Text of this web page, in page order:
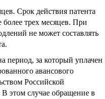
Срок действия патента
более трех месяцев. При
не может составлять
период, за который уплачен
авансового
Российской
этом случае обращение в